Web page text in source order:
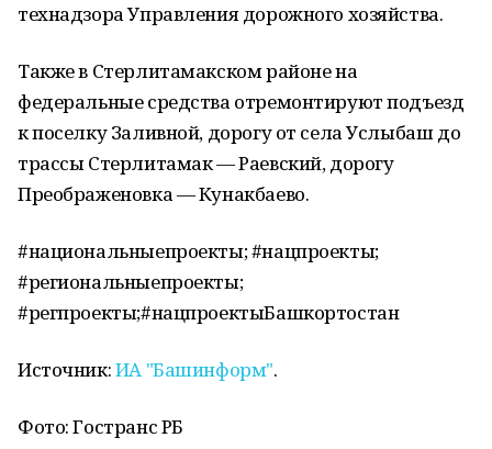
технадзора Управления дорожного хозяйства.
Также в Стерлитамакском районе на
федеральные средства отремонтируют подъезд
к поселку Заливной, дорогу от села Услыбаш до
трассы Стерлитамак — Раевский, дорогу
Преображеновка — Кунакбаево.
#национальныепроекты; #нацпроекты;
#региональныепроекты;
#регпроекты;#нацпроектыБашкортостан
Источник:ИА "Башинформ".
Фото: Гостранс РБ